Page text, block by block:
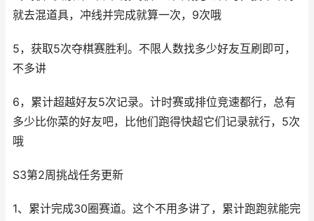
就去混道具，冲线并完成就算一次，9次哦
5，获取5次夺棋赛胜利。不限人数找多少好友互刷即可，
不多讲
6，累计超越好友5次记录。计时赛或排位竞速都行，总有
多少比你菜的好友吧，比他们跑得快超它们记录就行，5次
哦
S3第2周挑战任务更新
1、累计完成30圈赛道。这个不用多讲了，累计跑跑就能完